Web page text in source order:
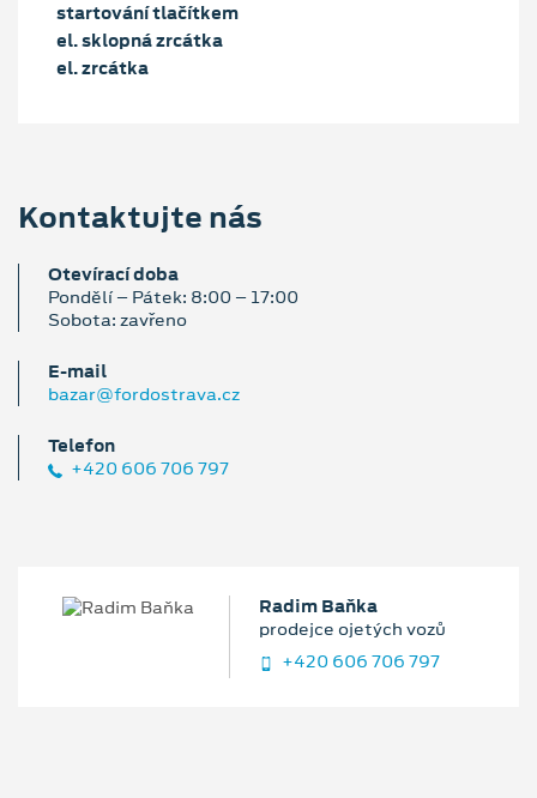
startování tlačítkem
el. sklopná zrcátka
el. zrcátka
Kontaktujte nás
Otevírací doba
Pondělí – Pátek: 8:00 – 17:00
Sobota: zavřeno
E‑mail
bazar@fordostrava.cz
Telefon
+420 606 706 797
Radim Baňka
prodejce ojetých vozů
+420 606 706 797